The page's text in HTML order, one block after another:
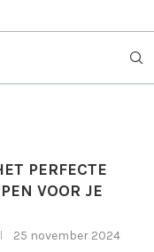
PERFECTE
VOOR JE
25 november 2024